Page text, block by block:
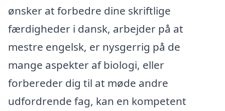
ønsker at forbedre dine skriftlige
færdigheder i dansk, arbejder på at
mestre engelsk, er nysgerrig på de
mange aspekter af biologi, eller
forbereder dig til at møde andre
udfordrende fag, kan en kompetent